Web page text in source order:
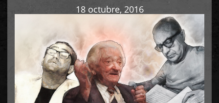
18 octubre, 2016